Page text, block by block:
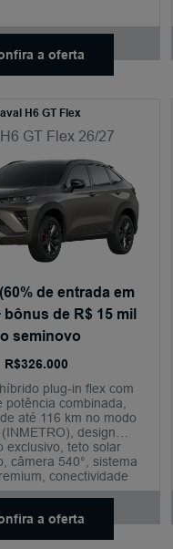
a oferta
H6 GT Flex
GT Flex 26/27
de entrada em
bônus de R$ 15 mil
seminovo
R$326.000
plug-in flex com
potência combinada,
até 116 km no modo
design
exclusivo, teto solar
câmera 540°, sistema
conectividade
My GWM e
a oferta